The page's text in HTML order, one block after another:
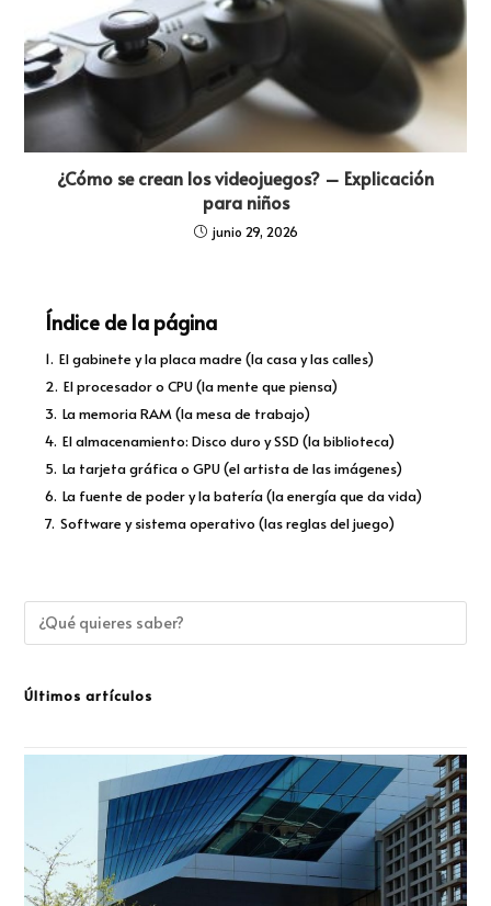
¿Cómo se crean los videojuegos? – Explicación
para niños
junio 29, 2026
Índice de la página
1. El gabinete y la placa madre (la casa y las calles)
2. El procesador o CPU (la mente que piensa)
3. La memoria RAM (la mesa de trabajo)
4. El almacenamiento: Disco duro y SSD (la biblioteca)
5. La tarjeta gráfica o GPU (el artista de las imágenes)
6. La fuente de poder y la batería (la energía que da vida)
7. Software y sistema operativo (las reglas del juego)
Últimos artículos